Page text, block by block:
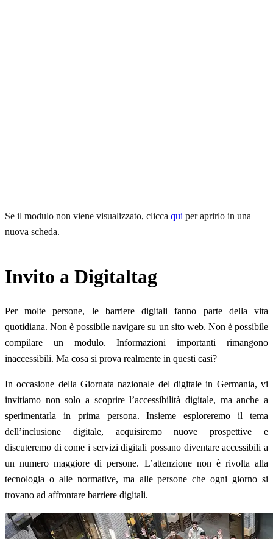
Se il modulo non viene visualizzato, clicca qui per aprirlo in una
nuova scheda.
Invito a Digitaltag
Per molte persone, le barriere digitali fanno parte della vita
quotidiana. Non è possibile navigare su un sito web. Non è possibile
compilare un modulo. Informazioni importanti rimangono
inaccessibili. Ma cosa si prova realmente in questi casi?
In occasione della Giornata nazionale del digitale in Germania, vi
invitiamo non solo a scoprire l’accessibilità digitale, ma anche a
sperimentarla in prima persona. Insieme esploreremo il tema
dell’inclusione digitale, acquisiremo nuove prospettive e
discuteremo di come i servizi digitali possano diventare accessibili a
un numero maggiore di persone. L’attenzione non è rivolta alla
tecnologia o alle normative, ma alle persone che ogni giorno si
trovano ad affrontare barriere digitali.